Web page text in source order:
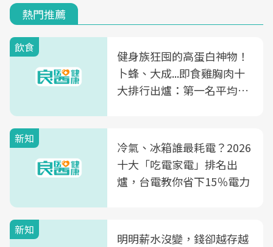
熱門推薦
飲食
健身族狂囤的高蛋白神物！
卜蜂、大成...即食雞胸肉十
大排行出爐：第一名平均一
新知
冷氣、冰箱誰最耗電？2026
十大「吃電家電」排名出
爐，台電教你省下15％電力
新知
明明薪水沒變，錢卻越存越